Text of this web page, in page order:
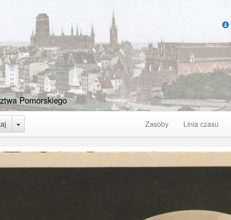
Pomorskiego
Toggle Dropdown Zasoby Linia czasu